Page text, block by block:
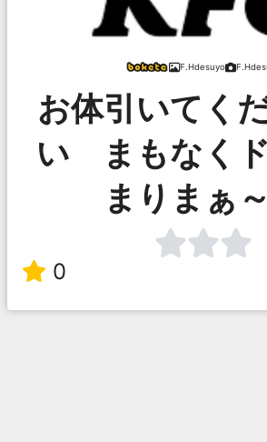
F.Hdesuyo
お体引いてく
い まもなく
まりまぁ
0